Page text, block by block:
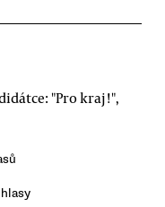
"Pro kraj!",